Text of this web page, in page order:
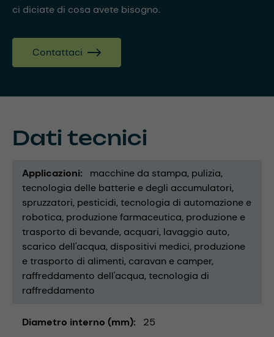
ci diciate di cosa avete bisogno.
Contattaci
Dati tecnici
Applicazioni macchine da stampa pulizia
tecnologia delle batterie e degli accumulatori
spruzzatori pesticidi tecnologia di automazione e
robotica produzione farmaceutica produzione e
trasporto di bevande acquari lavaggio auto
scarico dell'acqua dispositivi medici produzione
e trasporto di alimenti caravan e camper
raffreddamento dell'acqua tecnologia di
raffreddamento
Diametro interno (mm) 25